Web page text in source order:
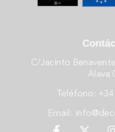
C/Jacinto
Álava
Teléfono:
Email: